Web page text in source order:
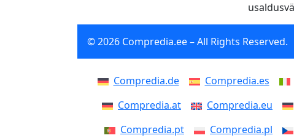
© 2026 Compredia.ee – All Rights Reserved.
Compredia.de Compredia.es
Compredia.at
Compredia.eu
Compredia.pt
Compredia.pl